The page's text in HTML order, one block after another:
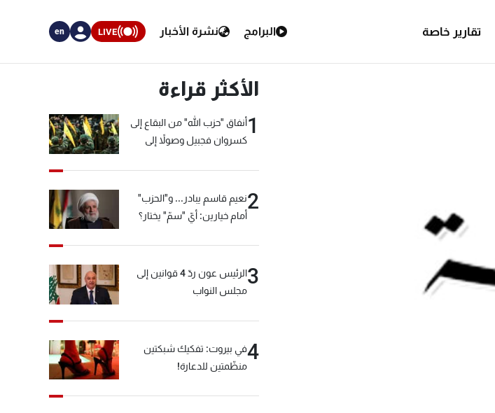
تقارير خاصة البرامج نشرة الأخبار LIVE
en
الأكثر قراءة
1أنفاق "حزب الله" من البقاع إلى
كسروان فجبيل وصولاً إلى
2نعيم قاسم يبادر... و"الحزب"
أمام خيارين: أيّ "سمّ" يختار؟
3
الرئيس عون ردّ 4 قوانين إلى
مجلس النواب
4في بيروت: تفكيك شبكتين
منظّمتين للدعارة!